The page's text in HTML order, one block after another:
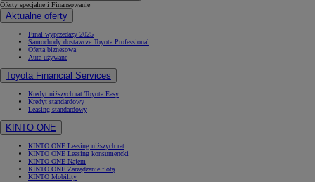
Oferty specjalne i Finansowanie
Aktualne oferty
Finał wyprzedaży 2025
Samochody dostawcze Toyota Professional
Oferta biznesowa
Auta używane
Toyota Financial Services
Kredyt niższych rat Toyota Easy
Kredyt standardowy
Leasing standardowy
KINTO ONE
KINTO ONE Leasing niższych rat
KINTO ONE Leasing konsumencki
KINTO ONE Najem
KINTO ONE Zarządzanie flotą
KINTO Mobility